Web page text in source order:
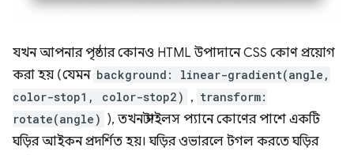
যখন আপনার পৃষ্ঠার কোনও HTML উপাদানে CSS কোণ প্রয়োগ
করা হয় (যেমন background: linear-gradient(angle,
color-stop1, color-stop2) , transform:
rotate(angle) ), তখন স্টাইলস প্যানে কোণের পাশে একটি
ঘড়ির আইকন প্রদর্শিত হয়। ঘড়ির ওভারলে টগল করতে ঘড়ির